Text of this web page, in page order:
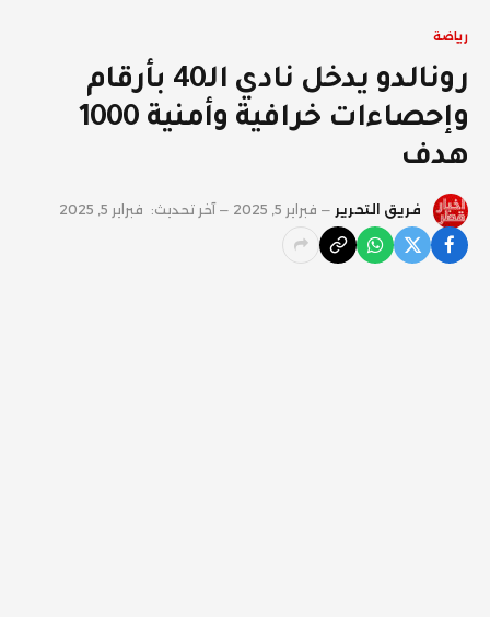
رياضة
رونالدو يدخل نادي الـ40 بأرقام
وإحصاءات خرافية وأمنية 1000
هدف
فريق التحرير فبراير 5, 2025 آخر تحديث: فبراير 5, 2025